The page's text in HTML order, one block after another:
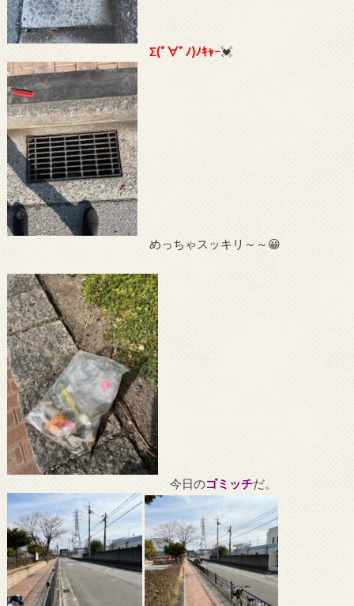
Σ(ﾟ∀ﾟﾉ)ﾉｷｬｰ💓
めっちゃスッキリ～～😀
今日のゴミッチだ。